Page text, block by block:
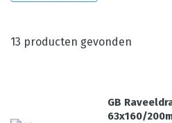
13 producten gevonden
GB
63x160/